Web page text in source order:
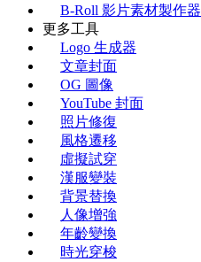
B-Roll 影片素材製作器
更多工具
Logo 生成器
文章封面
OG 圖像
YouTube 封面
照片修復
風格遷移
虛擬試穿
漢服變裝
背景替換
人像增強
年齡變換
時光穿梭